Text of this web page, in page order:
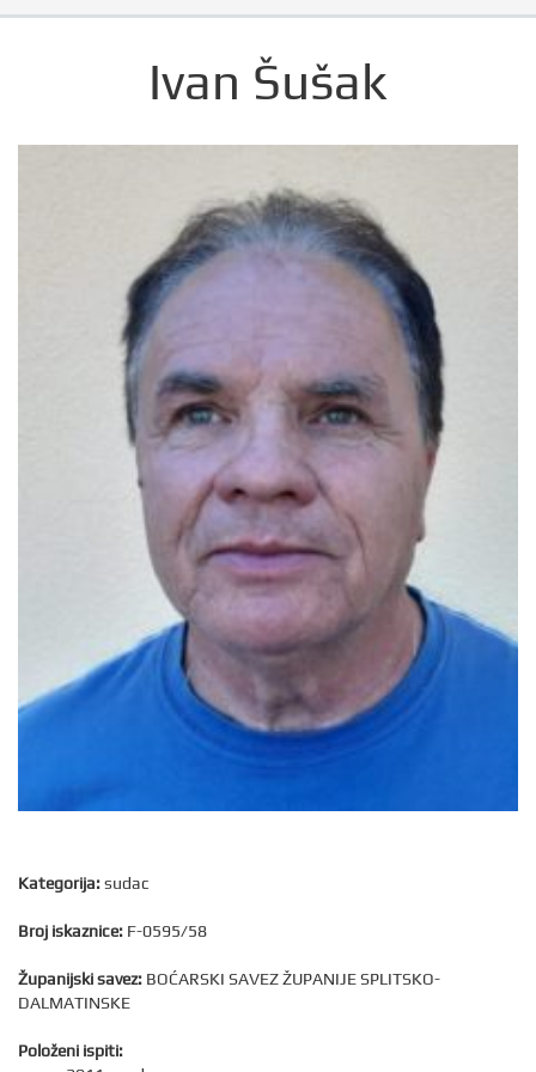
Ivan Šušak
Kategorija:sudac
Broj iskaznice: F-0595/58
Županijski savez: BOĆARSKI SAVEZ ŽUPANIJE SPLITSKO-
DALMATINSKE
Položeni ispiti: